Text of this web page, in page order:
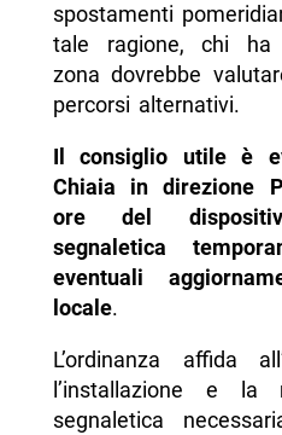
spostamenti
tale ragione, chi ha
zona dovrebbe
percorsi alternativi.
Il consiglio utile è
Chiaia in direzione
ore del
segnaletica
eventuali
locale.
L’ordinanza affida
l’installazione e la
segnaletica